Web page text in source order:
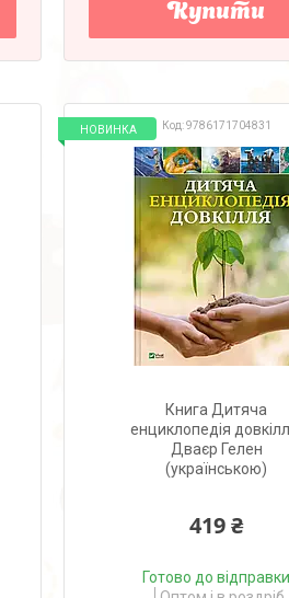
Купити
9786171704831
НОВИНКА
Книга Дитяча
енциклопедія
Дваєр Гелен
(українською)
419 ₴
Готово до відправки